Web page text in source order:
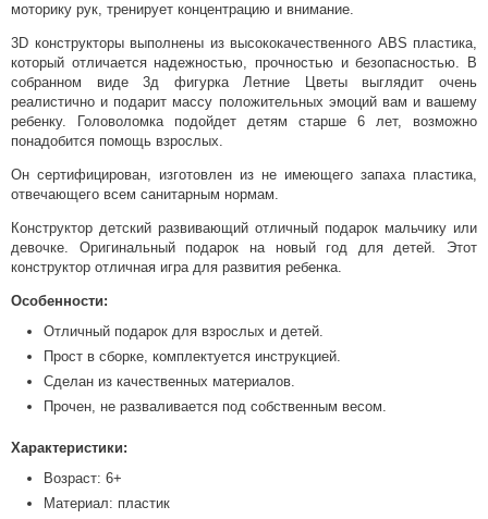
моторику рук, тренирует концентрацию и внимание.
3D конструкторы выполнены из высококачественного ABS пластика,
который отличается надежностью, прочностью и безопасностью. В
собранном виде 3д фигурка Летние Цветы выглядит очень
реалистично и подарит массу положительных эмоций вам и вашему
ребенку. Головоломка подойдет детям старше 6 лет, возможно
понадобится помощь взрослых.
Он сертифицирован, изготовлен из не имеющего запаха пластика,
отвечающего всем санитарным нормам.
Конструктор детский развивающий отличный подарок мальчику или
девочке. Оригинальный подарок на новый год для детей. Этот
конструктор отличная игра для развития ребенка.
Особенности:
Отличный подарок для взрослых и детей.
Прост в сборке, комплектуется инструкцией.
Сделан из качественных материалов.
Прочен, не разваливается под собственным весом.
Характеристики:
Возраст: 6+
Материал: пластик